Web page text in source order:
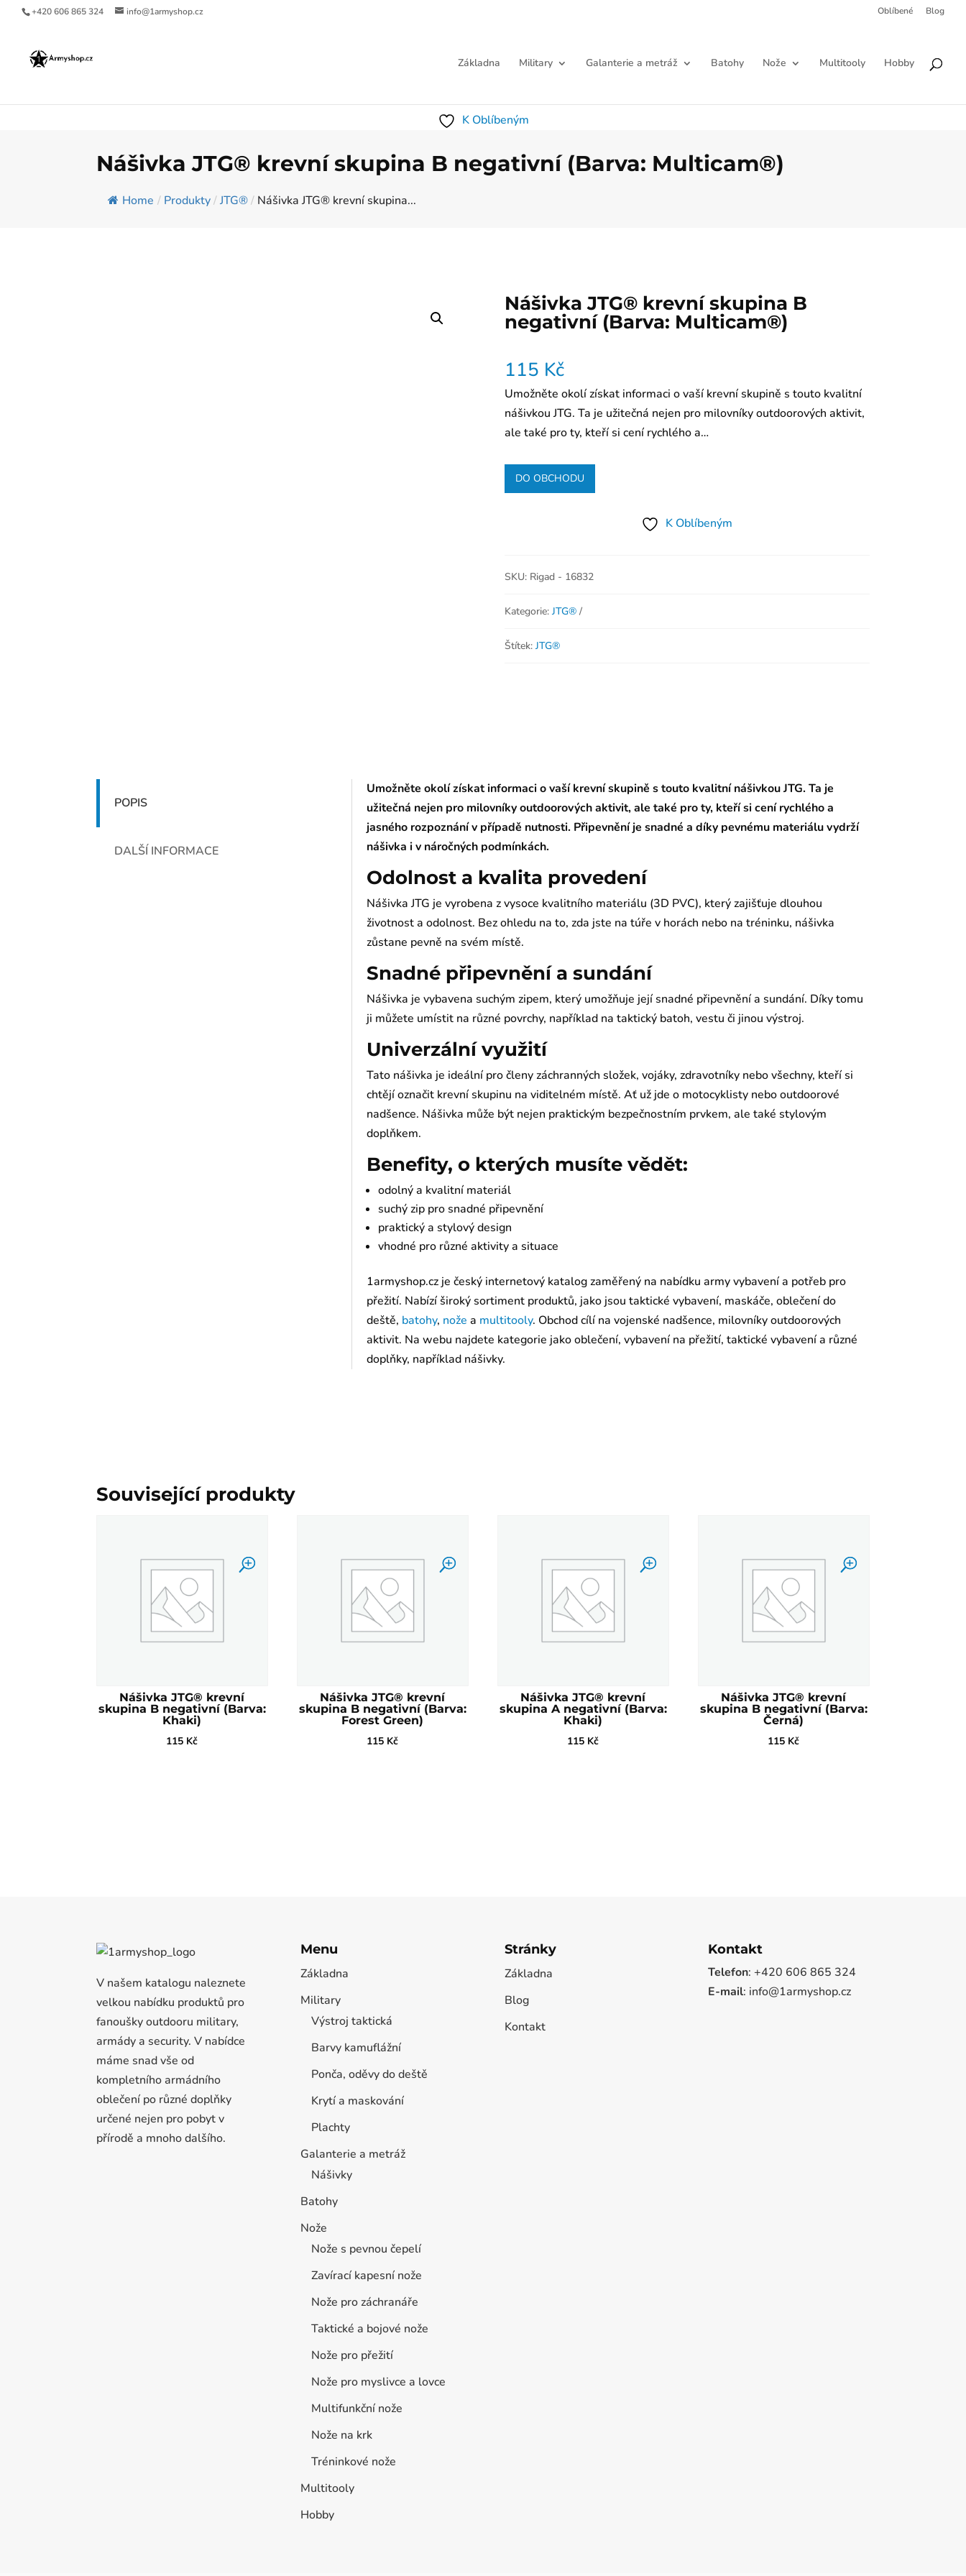
+420 606 865 324 info@1armyshop.cz Oblíbené Blog
Základna Military Galanterie a metráž Batohy Nože Multitooly Hobby
K Oblíbeným
Nášivka JTG® krevní skupina B negativní (Barva: Multicam®)
Home / Produkty / JTG® / Nášivka JTG® krevní skupina...
Nášivka JTG® krevní skupina B
negativní (Barva: Multicam®)
115 Kč
Umožněte okolí získat informaci o vaší krevní skupině s touto kvalitní
nášivkou JTG. Ta je užitečná nejen pro milovníky outdoorových aktivit,
ale také pro ty, kteří si cení rychlého a…
DO OBCHODU
K Oblíbeným
SKU: Rigad - 16832
Kategorie: JTG®
Štítek: JTG®
POPIS
DALŠÍ INFORMACE
Umožněte okolí získat informaci o vaší krevní skupině s touto kvalitní nášivkou JTG. Ta je
užitečná nejen pro milovníky outdoorových aktivit, ale také pro ty, kteří si cení rychlého a
jasného rozpoznání v případě nutnosti. Připevnění je snadné a díky pevnému materiálu vydrží
nášivka i v náročných podmínkách.
Odolnost a kvalita provedení
Nášivka JTG je vyrobena z vysoce kvalitního materiálu (3D PVC), který zajišťuje dlouhou
životnost a odolnost. Bez ohledu na to, zda jste na túře v horách nebo na tréninku, nášivka
zůstane pevně na svém místě.
Snadné připevnění a sundání
Nášivka je vybavena suchým zipem, který umožňuje její snadné připevnění a sundání. Díky tomu
ji můžete umístit na různé povrchy, například na taktický batoh, vestu či jinou výstroj.
Univerzální využití
Tato nášivka je ideální pro členy záchranných složek, vojáky, zdravotníky nebo všechny, kteří si
chtějí označit krevní skupinu na viditelném místě. Ať už jde o motocyklisty nebo outdoorové
nadšence. Nášivka může být nejen praktickým bezpečnostním prvkem, ale také stylovým
doplňkem.
Benefity, o kterých musíte vědět:
odolný a kvalitní materiál
suchý zip pro snadné připevnění
praktický a stylový design
vhodné pro různé aktivity a situace
1armyshop.cz je český internetový katalog zaměřený na nabídku army vybavení a potřeb pro
přežití. Nabízí široký sortiment produktů, jako jsou taktické vybavení, maskáče, oblečení do
deště, batohy, nože a multitooly. Obchod cílí na vojenské nadšence, milovníky outdoorových
aktivit. Na webu najdete kategorie jako oblečení, vybavení na přežití, taktické vybavení a různé
doplňky, například nášivky.
Související produkty
Nášivka JTG® krevní
skupina B negativní (Barva:
Khaki)
115 Kč
Nášivka JTG® krevní
skupina B negativní (Barva:
Forest Green)
115 Kč
Nášivka JTG® krevní
skupina A negativní (Barva:
Khaki)
115 Kč
Nášivka JTG® krevní
skupina B negativní (Barva:
Černá)
115 Kč
V našem katalogu naleznete
velkou nabídku produktů pro
fanoušky outdooru military,
armády a security. V nabídce
máme snad vše od
kompletního armádního
oblečení po různé doplňky
určené nejen pro pobyt v
přírodě a mnoho dalšího.
Menu
Základna
Military
Výstroj taktická
Barvy kamuflážní
Ponča, oděvy do deště
Krytí a maskování
Plachty
Galanterie a metráž
Nášivky
Batohy
Nože
Nože s pevnou čepelí
Zavírací kapesní nože
Nože pro záchranáře
Taktické a bojové nože
Nože pro přežití
Nože pro myslivce a lovce
Multifunkční nože
Nože na krk
Tréninkové nože
Multitooly
Hobby
Stránky
Základna
Blog
Kontakt
Kontakt
Telefon: +420 606 865 324
E-mail: info@1armyshop.cz